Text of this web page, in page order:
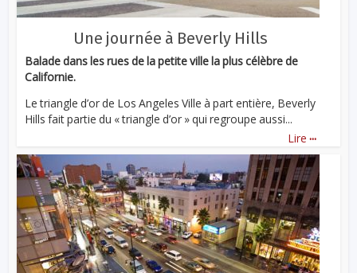
Une journée à Beverly Hills
Balade dans les rues de la petite ville la plus célèbre de
Californie.
Le triangle d’or de Los Angeles Ville à part entière, Beverly
Hills fait partie du « triangle d’or » qui regroupe aussi...
Lire ...